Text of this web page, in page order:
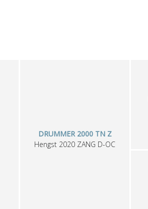
DRUMMER 2000 TN Z
Hengst 2020 ZANG D-OC